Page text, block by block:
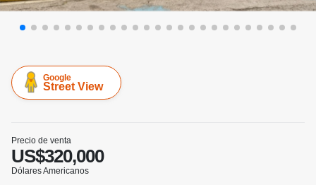
Google
Street View
Precio de venta
US$320,000
Dólares Americanos